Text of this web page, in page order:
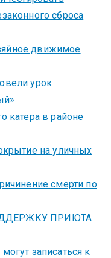
сброса
движимое
урок
катера в районе
на уличных
смерти по
ПРИЮТА
записаться к